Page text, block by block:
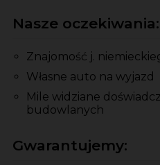
Nasze oczekiwania:
Znajomość j.
Własne auto na wyjazd
Mile widziane
budowlanych
Gwarantujemy: